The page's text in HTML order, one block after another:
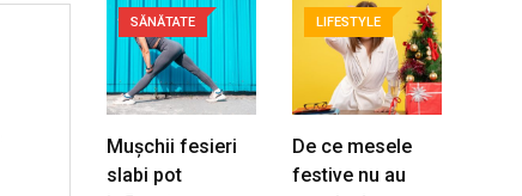
SĂNĂTATE
Mușchii fesieri
slabi pot
LIFESTYLE
De ce mesele
festive nu au